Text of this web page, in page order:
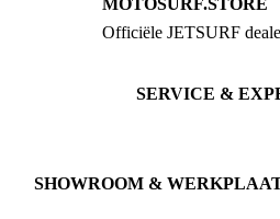
MOTOSURF.STORE
Officiële JETSURF
SERVICE &
SHOWROOM &